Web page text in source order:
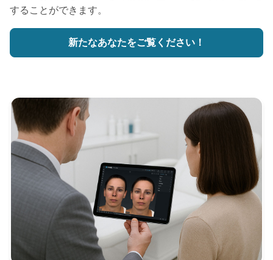
することができます。
新たなあなたをご覧ください！